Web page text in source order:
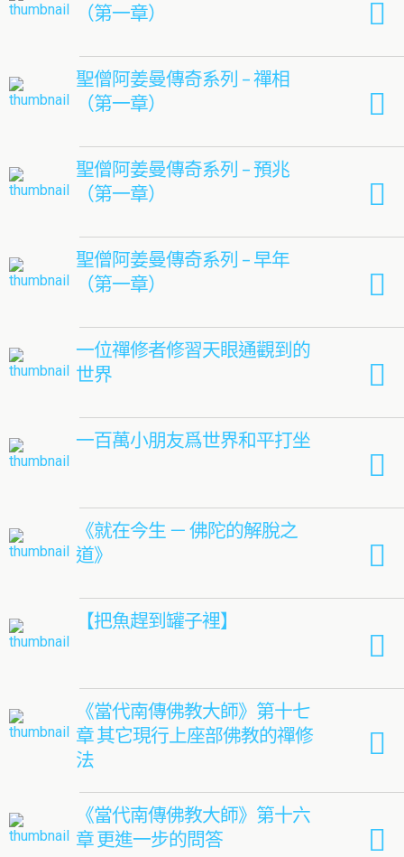
（第一章）
聖僧阿姜曼傳奇系列 – 禪相
（第一章）
聖僧阿姜曼傳奇系列 – 預兆
（第一章）
聖僧阿姜曼傳奇系列 – 早年
（第一章）
一位禪修者修習天眼通觀到的
世界
一百萬小朋友爲世界和平打坐
《就在今生 － 佛陀的解脫之
道》
【把魚趕到罐子裡】
《當代南傳佛教大師》第十七
章 其它現行上座部佛教的禪修
法
《當代南傳佛教大師》第十六
章 更進一步的問答